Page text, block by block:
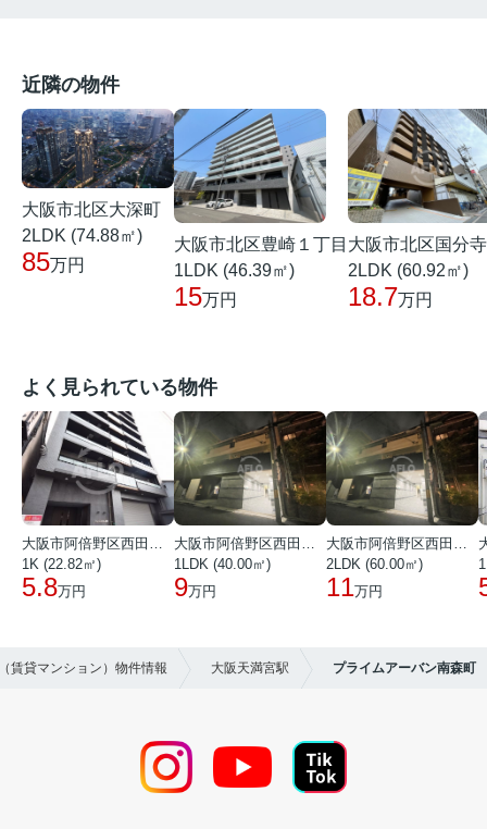
近隣の物件
大阪市北区大深町
2LDK (74.88㎡)
85万円
大阪市北区豊崎１丁目
1LDK (46.39㎡)
15万円
大阪市北区国分
2LDK (60.92㎡)
18.7万円
よく見られている物件
1K (22.82㎡)
5.8万円
1LDK (40.00㎡)
9万円
2LDK (60.00㎡)
11万円
賃貸マンション）物件情報 大阪天満宮駅 プライムアーバン南森町